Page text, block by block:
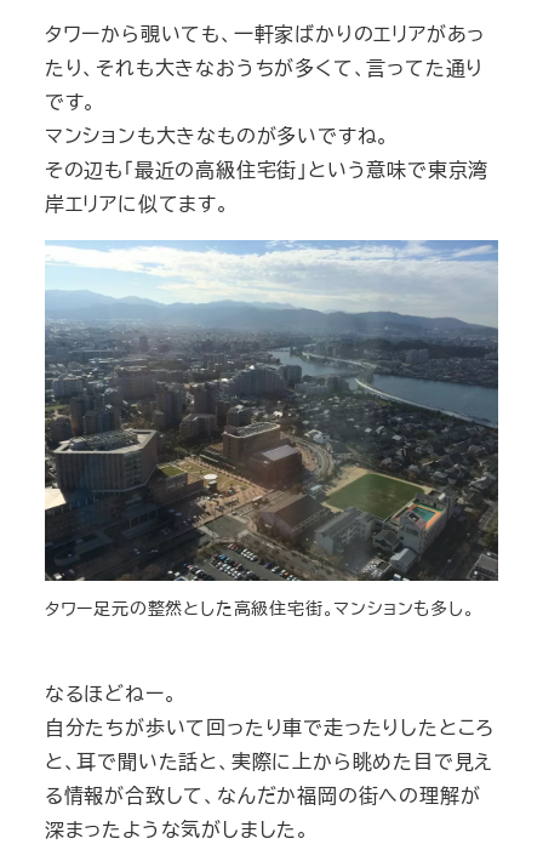
タワーから覗いても、一軒家ばかりのエリアがあっ
たり、それも大きなおうちが多くて、言ってた通り
です。
マンションも大きなものが多いですね。
その辺も「最近の高級住宅街」という意味で東京湾
岸エリアに似てます。
タワー足元の整然とした高級住宅街。マンションも多し。
なるほどねー。
自分たちが歩いて回ったり車で走ったりしたところ
と、耳で聞いた話と、実際に上から眺めた目で見え
る情報が合致して、なんだか福岡の街への理解が
深まったような気がしました。